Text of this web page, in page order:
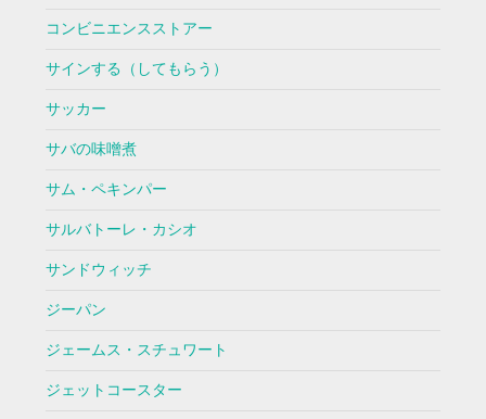
コンビニエンスストアー
サインする（してもらう）
サッカー
サバの味噌煮
サム・ペキンパー
サルバトーレ・カシオ
サンドウィッチ
ジーパン
ジェームス・スチュワート
ジェットコースター